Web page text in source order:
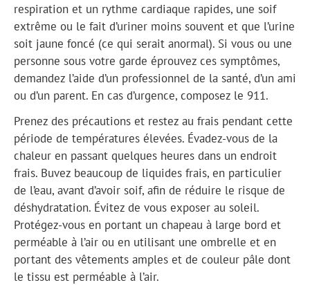
respiration et un rythme cardiaque rapides, une soif
extrême ou le fait d’uriner moins souvent et que l’urine
soit jaune foncé (ce qui serait anormal). Si vous ou une
personne sous votre garde éprouvez ces symptômes,
demandez l’aide d’un professionnel de la santé, d’un ami
ou d’un parent. En cas d’urgence, composez le 911.
Prenez des précautions et restez au frais pendant cette
période de températures élevées. Évadez-vous de la
chaleur en passant quelques heures dans un endroit
frais. Buvez beaucoup de liquides frais, en particulier
de l’eau, avant d’avoir soif, afin de réduire le risque de
déshydratation. Évitez de vous exposer au soleil.
Protégez-vous en portant un chapeau à large bord et
perméable à l’air ou en utilisant une ombrelle et en
portant des vêtements amples et de couleur pâle dont
le tissu est perméable à l’air.